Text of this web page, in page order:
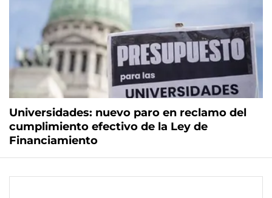
Universidades: nuevo paro en reclamo del
cumplimiento efectivo de la Ley de
Financiamiento